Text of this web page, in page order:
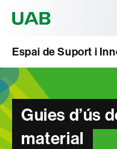
Espai de Suport i
Guies d’ús
material